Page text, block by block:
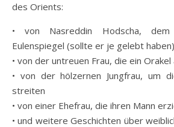
des Orients:
• von Nasreddin Hodscha, dem
Eulenspiegel (sollte er je gelebt
• von der untreuen Frau, die ein
• von der hölzernen Jungfrau, um
streiten
• von einer Ehefrau, die ihren Mann
• und weitere Geschichten über